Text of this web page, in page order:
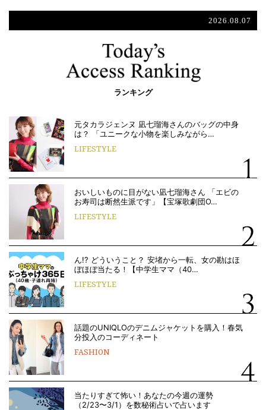
2026.08.07
ランキング
元タカラジェンヌ 凪七瑠海さんのバッグの中身
は？ 「ユニークな小物を楽しみながら…
LIFESTYLE
おいしいものに目がない凪七瑠海さん 「エビの
お寿司は断然生派です」【宝塚歌劇団O…
LIFESTYLE
ん!? どういうこと？ 安堵から一転、女の勘はほ
ぼほぼ当たる！【中学生ママ（40…
LIFESTYLE
話題のUNIQLOのデニムジャケットを購入！春気
分投入のコーディネート
FASHION
当たりすぎて怖い！あなたの今週の運勢
（2/23〜3/1）を数秘術占いで占います